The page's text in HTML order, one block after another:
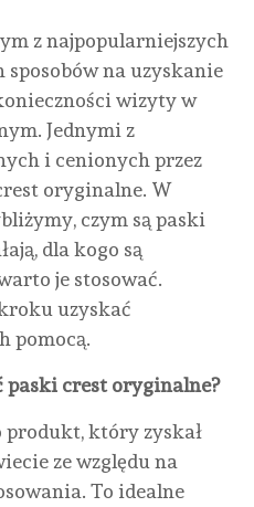
z najpopularniejszych
na uzyskanie
wizyty w
Jednymi z
i cenionych przez
oryginalne. W
czym są paski
dla kogo są
je stosować.
uzyskać
pomocą.
paski crest oryginalne?
który zyskał
ze względu na
To idealne